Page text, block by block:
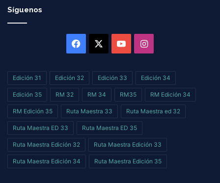
Síguenos
Facebook YouTubeInstagram
Edición 31 Edición 32 Edición 33 Edición 34
Edición 35 RM 32 RM 34 RM35 RM Edición 34
RM Edición 35 Ruta Maestra 33 Ruta Maestra ed 32
Ruta Maestra ED 33 Ruta Maestra ED 35
Ruta Maestra Edición 32 Ruta Maestra Edición 33
Ruta Maestra Edición 34 Ruta Maestra Edición 35